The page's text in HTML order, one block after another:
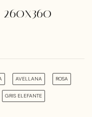
AVELLANA ROSA
GRIS ELEFANTE